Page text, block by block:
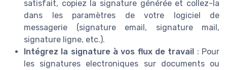
satisfait, copiez la signature générée et collez-la
dans les paramètres de votre logiciel de
messagerie (signature email, signature mail,
signature ligne, etc.).
Intégrez la signature à vos flux de travail : Pour
les signatures electroniques sur documents ou